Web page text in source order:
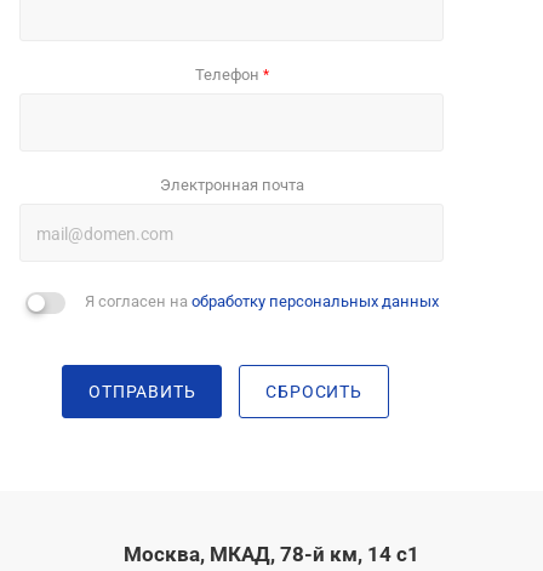
Телефон *
Электронная почта
Я согласен на обработку персональных данных
ОТПРАВИТЬ СБРОСИТЬ
Москва, МКАД, 78-й км, 14 с1